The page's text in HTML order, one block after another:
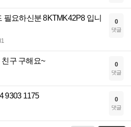
필요하신분 8KTMK42P8 입니
0
댓글
친구 구해요~ 0
댓글
9303 1175 0
댓글